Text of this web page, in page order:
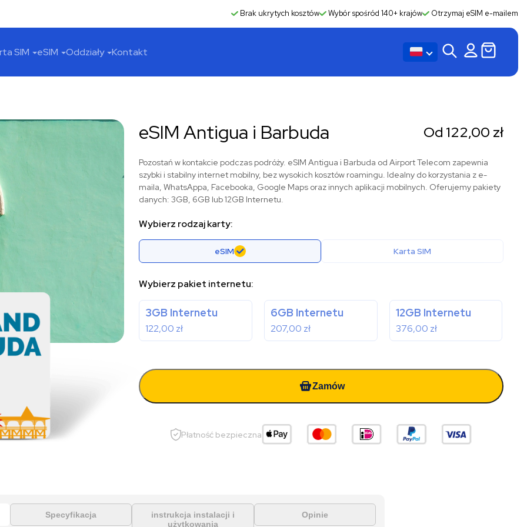
Brak ukrytych kosztów Wybór spośród 140+ krajów Otrzymaj eSIM e-mailem
SIM eSIM Oddziały Kontakt
eSIM Antigua i Barbuda Od 122,00 zł
Pozostań w kontakcie podczas podróży. eSIM Antigua i Barbuda od Airport Telecom zapewnia
szybki i stabilny internet mobilny, bez wysokich kosztów roamingu. Idealny do korzystania z e-
maila, WhatsAppa, Facebooka, Google Maps oraz innych aplikacji mobilnych. Oferujemy pakiety
danych: 3GB, 6GB lub 12GB Internetu.
Wybierz rodzaj karty:
eSIM Karta SIM
Wybierz pakiet internetu:
3GB Internetu
122,00 zł
6GB Internetu
207,00 zł
12GB Internetu
376,00 zł
Zamów
Płatność bezpieczna
Specyfikacja
instrukcja instalacji i
użytkowania
Opinie